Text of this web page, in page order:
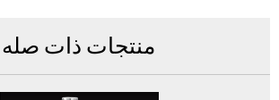
منتجات ذات صله